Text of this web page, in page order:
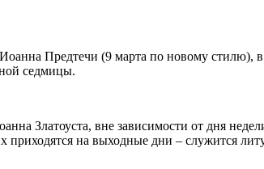
Предтечи (9 марта по новому стилю),
седмицы.
Златоуста, вне зависимости от дня
на выходные дни – служится